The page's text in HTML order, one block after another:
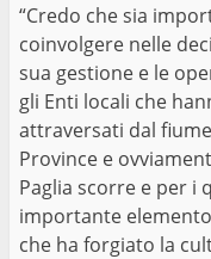
“Credo che sia
coinvolgere nelle
sua gestione e le
gli Enti locali che
attraversati dal
Province e
Paglia scorre e per i
importante
che ha forgiato la